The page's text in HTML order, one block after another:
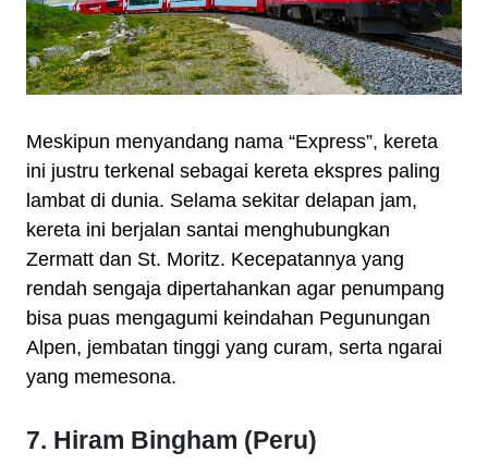
Meskipun menyandang nama “Express”, kereta
ini justru terkenal sebagai kereta ekspres paling
lambat di dunia. Selama sekitar delapan jam,
kereta ini berjalan santai menghubungkan
Zermatt dan St. Moritz. Kecepatannya yang
rendah sengaja dipertahankan agar penumpang
bisa puas mengagumi keindahan Pegunungan
Alpen, jembatan tinggi yang curam, serta ngarai
yang memesona.
7. Hiram Bingham (Peru)